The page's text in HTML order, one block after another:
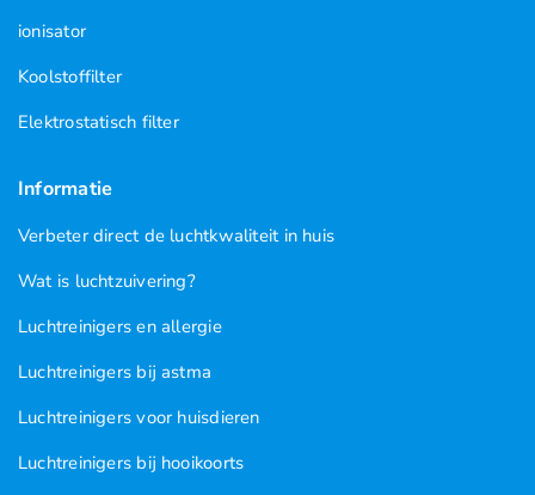
ionisator
Koolstoffilter
Elektrostatisch filter
Informatie
Verbeter direct de luchtkwaliteit in huis
Wat is luchtzuivering?
Luchtreinigers en allergie
Luchtreinigers bij astma
Luchtreinigers voor huisdieren
Luchtreinigers bij hooikoorts